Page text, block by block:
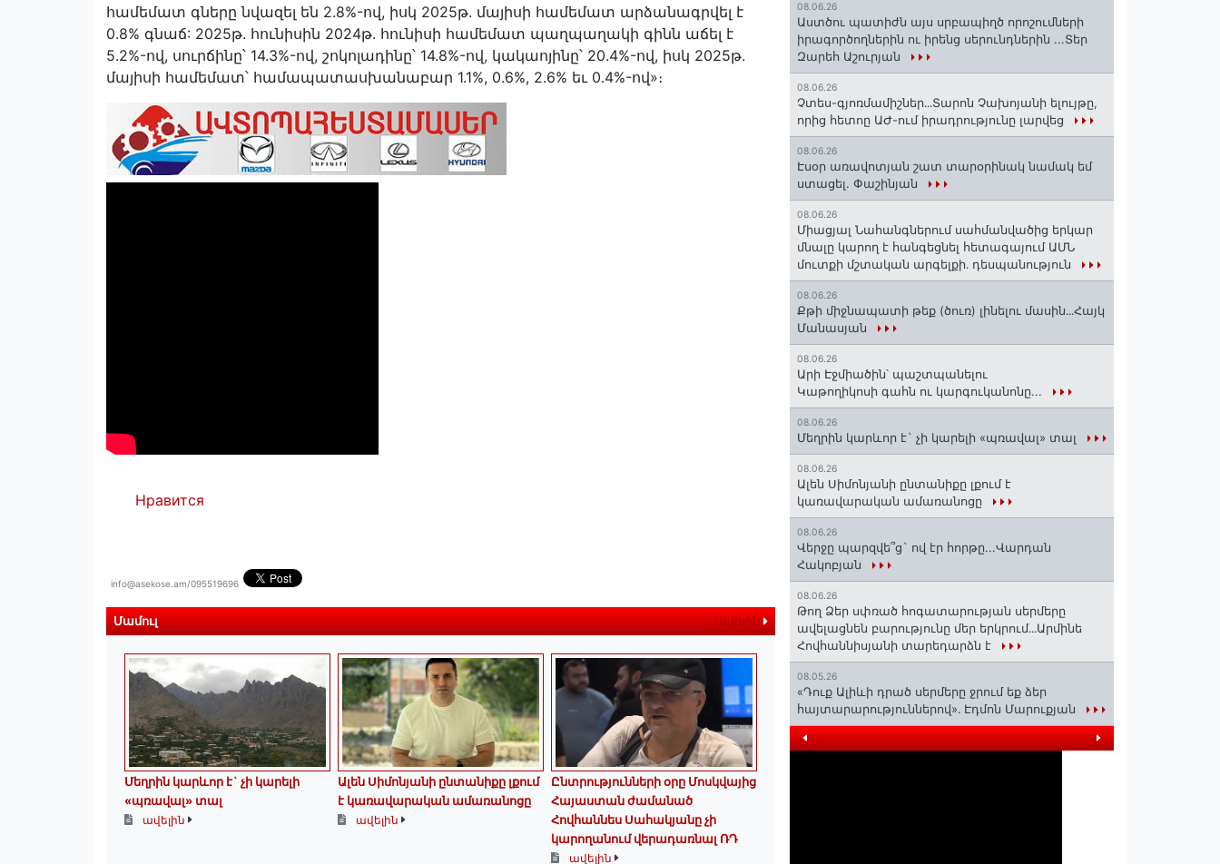
համեմատ գները նվազել են 2.8%-ով, իսկ 2025թ. մայիսի համեմատ արձանագրվել է
0.8% գնաճ: 2025թ. հունիսին 2024թ. հունիսի համեմատ պաղպաղակի գինն աճել է
5.2%-ով, սուրճինը՝ 14.3%-ով, շոկոլադինը՝ 14.8%-ով, կակաոյինը՝ 20.4%-ով, իսկ 2025թ.
մայիսի համեմատ՝ համապատասխանաբար 1.1%, 0.6%, 2.6% եւ 0.4%-ով»։
Нравится
info@asekose.am/095519696
Մամուլ ավելին
Մեղրին կարևոր է` չի կարելի
«պռավալ» տալ
ավելին
Ալեն Սիմոնյանի ընտանիքը լքում
է կառավարական ամառանոցը
ավելին
Ընտրությունների օրը Մոսկվայից
Հայաստան ժամանած
Հովհաննես Սահակյանը չի
կարողանում վերադառնալ ՌԴ
ավելին
08.06.26
Աստծու պատիժն այս սրբապիղծ որոշումների
իրագործողներին ու իրենց սերունդներին ...Տեր
Զարեհ Աշուրյան
08.06.26
Չտես-գյոռմամիշներ․․․Տարոն Չախոյանի ելույթը,
որից հետոը ԱԺ-ում իրադրությունը լարվեց
08.06.26
Էսօր առավոտյան շատ տարօրինակ նամակ եմ
ստացել. Փաշինյան
08.06.26
Միացյալ Նահանգներում սահմանվածից երկար
մնալը կարող է հանգեցնել հետագայում ԱՄՆ
մուտքի մշտական արգելքի․ դեսպանություն
08.06.26
Քթի միջնապատի թեք (ծուռ) լինելու մասին․․․Հայկ
Մանասյան
08.06.26
Արի Էջմիածին՝ պաշտպանելու
Կաթողիկոսի գահն ու կարգուկանոնը...
08.06.26
Մեղրին կարևոր է` չի կարելի «պռավալ» տալ
08.06.26
Ալեն Սիմոնյանի ընտանիքը լքում է
կառավարական ամառանոցը
08.06.26
Վերջը պարզվե՞ց` ով էր հորթը...Վարդան
Հակոբյան
08.06.26
Թող Ձեր սփռած հոգատարության սերմերը
ավելացնեն բարությունը մեր երկրում․․․Արմինե
Հովհաննիսյանի տարեդարձն է
08.05.26
«Դուք Ալիևի դրած սերմերը ջրում եք ձեր
հայտարարություններով»․ Էդմոն Մարուքյան